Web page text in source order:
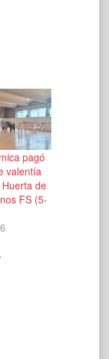
pagó
valentía
de
FS (5-